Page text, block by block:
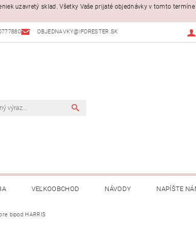
uzavretý sklad. Všetky Vaše prijaté objednávky v tomto
OBJEDNAVKY@IFORESTER.SK
VEĽKOOBCHOD NÁVODY NAPÍŠTE
bipod HARRIS